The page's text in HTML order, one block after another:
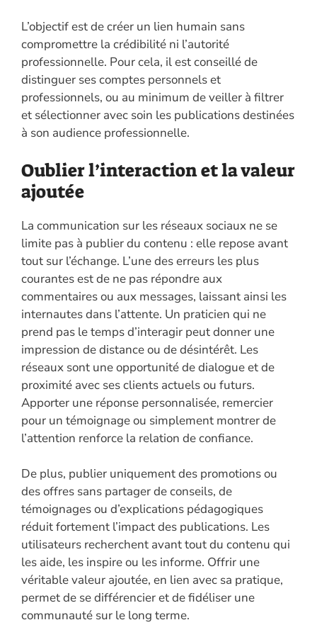
L’objectif est de créer un lien humain sans
compromettre la crédibilité ni l’autorité
professionnelle. Pour cela, il est conseillé de
distinguer ses comptes personnels et
professionnels, ou au minimum de veiller à filtrer
et sélectionner avec soin les publications destinées
à son audience professionnelle.
Oublier l’interaction et la valeur
ajoutée
La communication sur les réseaux sociaux ne se
limite pas à publier du contenu : elle repose avant
tout sur l’échange. L’une des erreurs les plus
courantes est de ne pas répondre aux
commentaires ou aux messages, laissant ainsi les
internautes dans l’attente. Un praticien qui ne
prend pas le temps d’interagir peut donner une
impression de distance ou de désintérêt. Les
réseaux sont une opportunité de dialogue et de
proximité avec ses clients actuels ou futurs.
Apporter une réponse personnalisée, remercier
pour un témoignage ou simplement montrer de
l’attention renforce la relation de confiance.
De plus, publier uniquement des promotions ou
des offres sans partager de conseils, de
témoignages ou d’explications pédagogiques
réduit fortement l’impact des publications. Les
utilisateurs recherchent avant tout du contenu qui
les aide, les inspire ou les informe. Offrir une
véritable valeur ajoutée, en lien avec sa pratique,
permet de se différencier et de fidéliser une
communauté sur le long terme.